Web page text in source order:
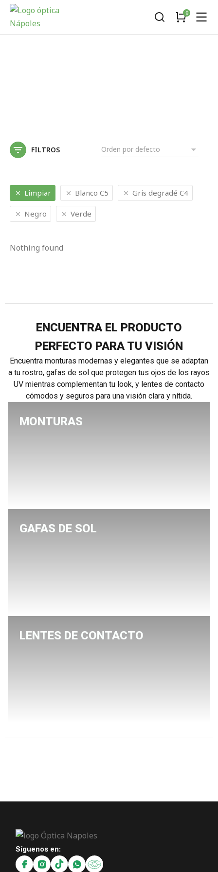
FILTROS
Limpiar Blanco C5 Gris degradé C4
Negro Verde
Nothing found
ENCUENTRA EL PRODUCTO
PERFECTO PARA TU VISIÓN
Encuentra monturas modernas y elegantes que se adaptan
a tu rostro, gafas de sol que protegen tus ojos de los rayos
UV mientras complementan tu look, y lentes de contacto
cómodos y seguros para una visión clara y nítida.
MONTURAS
GAFAS DE SOL
LENTES DE CONTACTO
Síguenos en: